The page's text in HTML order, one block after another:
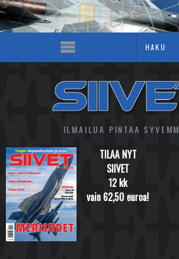
ILMAILUA PINTAA
TILAA NYT
SIIVET
12 kk
vain 62,50 euroa!